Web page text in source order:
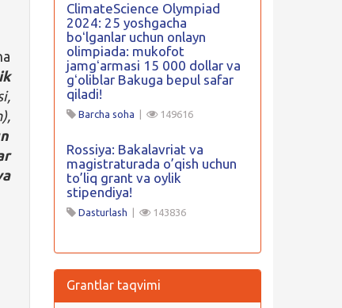
ClimateScience Olympiad
2024: 25 yoshgacha
boʻlganlar uchun onlayn
olimpiada: mukofot
jamgʻarmasi 15 000 dollar va
gʻoliblar Bakuga bepul safar
qiladi!
Barcha soha 149616
Rossiya: Bakalavriat va
magistraturada o’qish uchun
to’liq grant va oylik
stipendiya!
Dasturlash 143836
Grantlar taqvimi